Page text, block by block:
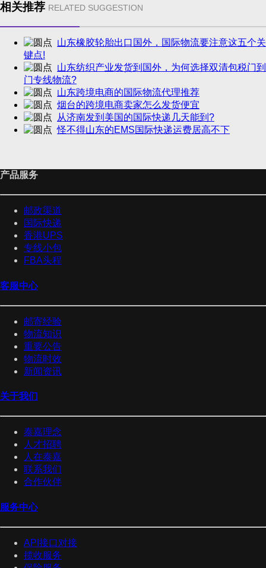
相关推荐 RELATED SUGGESTION
山东橡胶轮胎出口国外，国际物流要注意这五个关
键点!
山东纺织产业发货到国外，为何选择双清包税门到
门专线物流?
山东跨境电商的国际物流代理推荐
烟台的跨境电商卖家怎么发货便宜
从济南发到美国的国际快递几天能到?
怪不得山东的EMS国际快递运费居高不下
产品服务
邮政渠道
国际快递
香港UPS
专线小包
FBA头程
客服中心
邮寄经验
物流知识
重要公告
物流时效
新闻资讯
关于我们
泰嘉理念
人才招聘
人在泰嘉
联系我们
合作伙伴
服务中心
API接口对接
揽收服务